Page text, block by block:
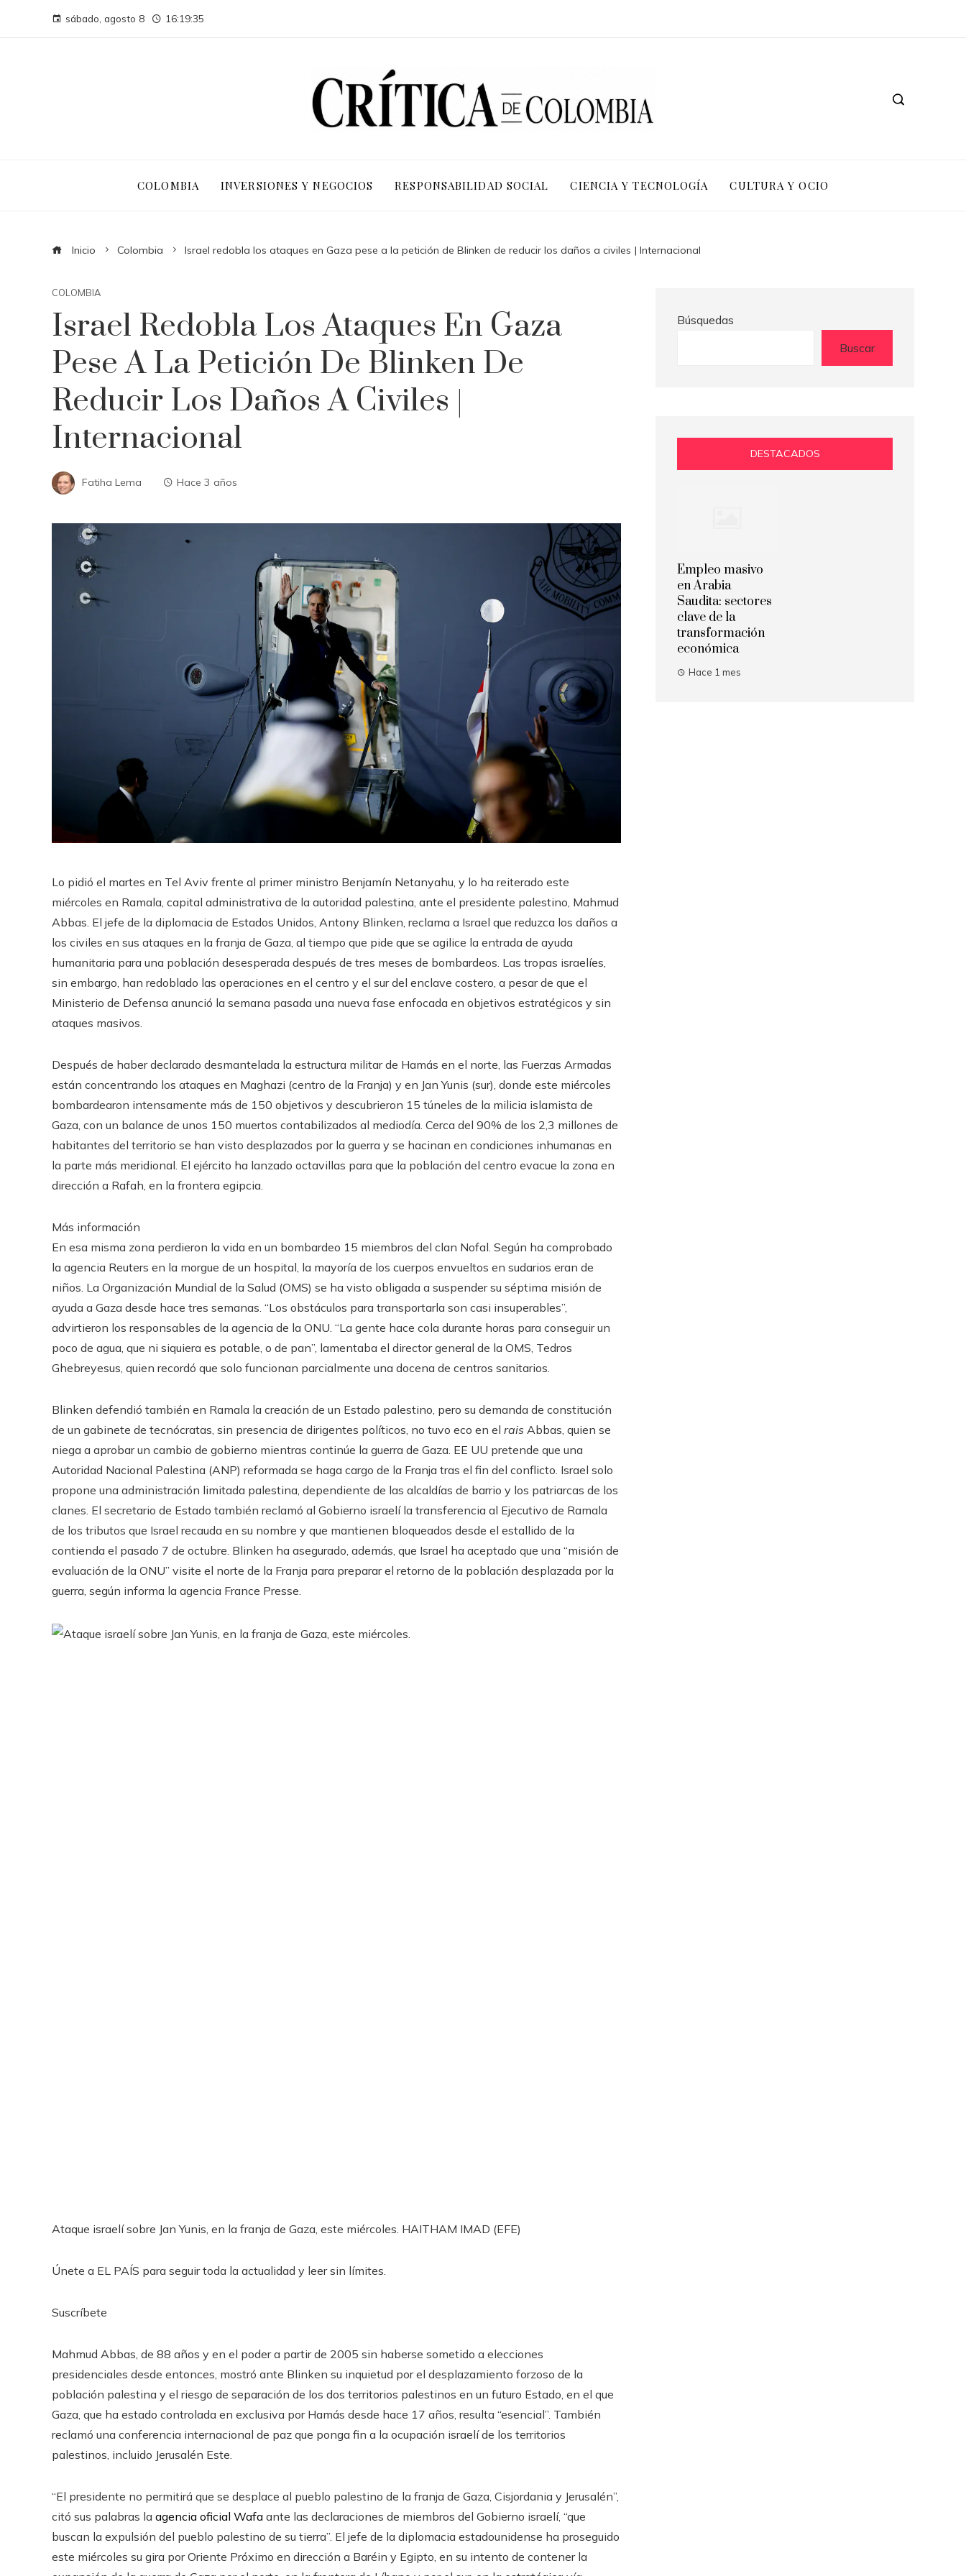
sábado, agosto 8 16:19:36
COLOMBIA INVERSIONES Y NEGOCIOS RESPONSABILIDAD SOCIAL CIENCIA Y TECNOLOGÍA CULTURA Y OCIO
Inicio Colombia Israel redobla los ataques en Gaza pese a la petición de Blinken de reducir los daños a civiles | Internacional
COLOMBIA
Israel Redobla Los Ataques En Gaza
Pese A La Petición De Blinken De
Reducir Los Daños A Civiles |
Internacional
Fatiha Lema Hace 3 años
Lo pidió el martes en Tel Aviv frente al primer ministro Benjamín Netanyahu, y lo ha reiterado este
miércoles en Ramala, capital administrativa de la autoridad palestina, ante el presidente palestino, Mahmud
Abbas. El jefe de la diplomacia de Estados Unidos, Antony Blinken, reclama a Israel que reduzca los daños a
los civiles en sus ataques en la franja de Gaza, al tiempo que pide que se agilice la entrada de ayuda
humanitaria para una población desesperada después de tres meses de bombardeos. Las tropas israelíes,
sin embargo, han redoblado las operaciones en el centro y el sur del enclave costero, a pesar de que el
Ministerio de Defensa anunció la semana pasada una nueva fase enfocada en objetivos estratégicos y sin
ataques masivos.
Después de haber declarado desmantelada la estructura militar de Hamás en el norte, las Fuerzas Armadas
están concentrando los ataques en Maghazi (centro de la Franja) y en Jan Yunis (sur), donde este miércoles
bombardearon intensamente más de 150 objetivos y descubrieron 15 túneles de la milicia islamista de
Gaza, con un balance de unos 150 muertos contabilizados al mediodía. Cerca del 90% de los 2,3 millones de
habitantes del territorio se han visto desplazados por la guerra y se hacinan en condiciones inhumanas en
la parte más meridional. El ejército ha lanzado octavillas para que la población del centro evacue la zona en
dirección a Rafah, en la frontera egipcia.
Más información
En esa misma zona perdieron la vida en un bombardeo 15 miembros del clan Nofal. Según ha comprobado
la agencia Reuters en la morgue de un hospital, la mayoría de los cuerpos envueltos en sudarios eran de
niños. La Organización Mundial de la Salud (OMS) se ha visto obligada a suspender su séptima misión de
ayuda a Gaza desde hace tres semanas. “Los obstáculos para transportarla son casi insuperables”,
advirtieron los responsables de la agencia de la ONU. “La gente hace cola durante horas para conseguir un
poco de agua, que ni siquiera es potable, o de pan”, lamentaba el director general de la OMS, Tedros
Ghebreyesus, quien recordó que solo funcionan parcialmente una docena de centros sanitarios.
Blinken defendió también en Ramala la creación de un Estado palestino, pero su demanda de constitución
de un gabinete de tecnócratas, sin presencia de dirigentes políticos, no tuvo eco en el rais Abbas, quien se
niega a aprobar un cambio de gobierno mientras continúe la guerra de Gaza. EE UU pretende que una
Autoridad Nacional Palestina (ANP) reformada se haga cargo de la Franja tras el fin del conflicto. Israel solo
propone una administración limitada palestina, dependiente de las alcaldías de barrio y los patriarcas de los
clanes. El secretario de Estado también reclamó al Gobierno israelí la transferencia al Ejecutivo de Ramala
de los tributos que Israel recauda en su nombre y que mantienen bloqueados desde el estallido de la
contienda el pasado 7 de octubre. Blinken ha asegurado, además, que Israel ha aceptado que una “misión de
evaluación de la ONU” visite el norte de la Franja para preparar el retorno de la población desplazada por la
guerra, según informa la agencia France Presse.
Ataque israelí sobre Jan Yunis, en la franja de Gaza, este miércoles. HAITHAM IMAD (EFE)
Únete a EL PAÍS para seguir toda la actualidad y leer sin límites.
Suscríbete
Mahmud Abbas, de 88 años y en el poder a partir de 2005 sin haberse sometido a elecciones
presidenciales desde entonces, mostró ante Blinken su inquietud por el desplazamiento forzoso de la
población palestina y el riesgo de separación de los dos territorios palestinos en un futuro Estado, en el que
Gaza, que ha estado controlada en exclusiva por Hamás desde hace 17 años, resulta “esencial”. También
reclamó una conferencia internacional de paz que ponga fin a la ocupación israelí de los territorios
palestinos, incluido Jerusalén Este.
“El presidente no permitirá que se desplace al pueblo palestino de la franja de Gaza, Cisjordania y Jerusalén”,
citó sus palabras la agencia oficial Wafa ante las declaraciones de miembros del Gobierno israelí, “que
buscan la expulsión del pueblo palestino de su tierra”. El jefe de la diplomacia estadounidense ha proseguido
este miércoles su gira por Oriente Próximo en dirección a Baréin y Egipto, en su intento de contener la
Búsquedas
Buscar
DESTACADOS
Empleo masivo
en Arabia
Saudita: sectores
clave de la
transformación
económica
Hace 1 mes